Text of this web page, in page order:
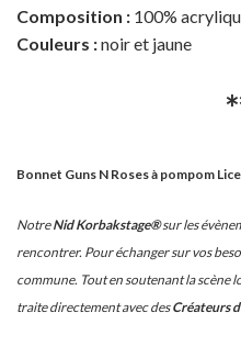
Composition : 100%
Couleurs :noir et jaune
Bonnet Guns N Roses à pompom
NotreNid Korbakstage®sur les
rencontrer. Pour échanger sur vos
commune. Tout en soutenant la scène
traite directement avec desCréateurs